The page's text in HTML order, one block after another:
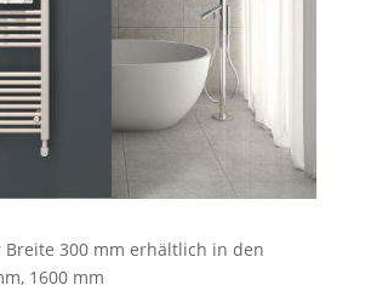
Breite 300 mm erhältlich in den
1600 mm